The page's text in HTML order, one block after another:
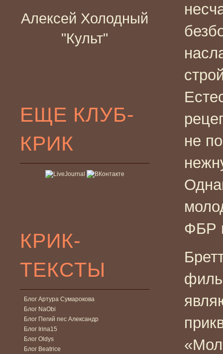
Алексей Холодный
"Культ"
ЕЩЕ КЛУБ-
КРИК
КРИК-
ТЕКСТЫ
Блог Артура Сумарокова
Блог NaObi
Блог Пегий пес Александр
Блог Irina15
Блог Oldys
Блог Beatrice
не
ФБР